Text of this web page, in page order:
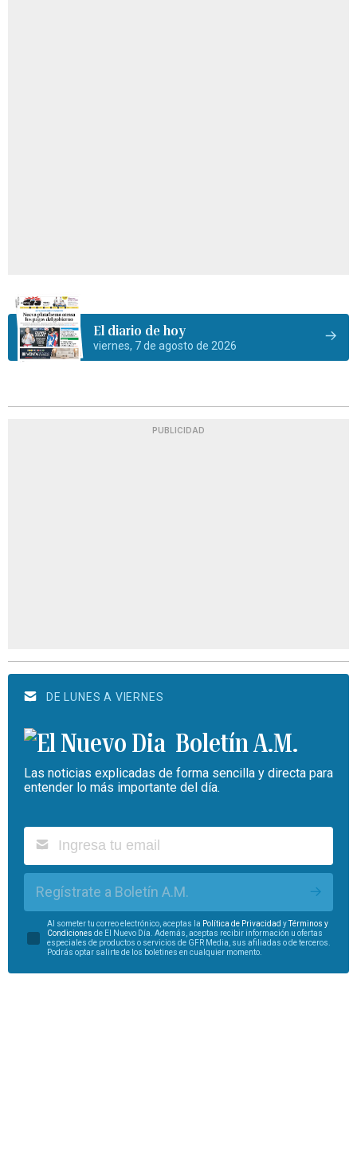
El diario de hoy
viernes, 7 de agosto de 2026
PUBLICIDAD
DE LUNES A VIERNES
Boletín A.M.
Las noticias explicadas de forma sencilla y directa para
entender lo más importante del día.
Regístrate a Boletín A.M.
Al someter tu correo electrónico, aceptas la Política de Privacidad yTérminos y
Condiciones de El Nuevo Día. Además, aceptas recibir información u ofertas
especiales de productos o servicios de GFR Media, sus afiliadas o de terceros.
Podrás optar salirte de los boletines en cualquier momento.